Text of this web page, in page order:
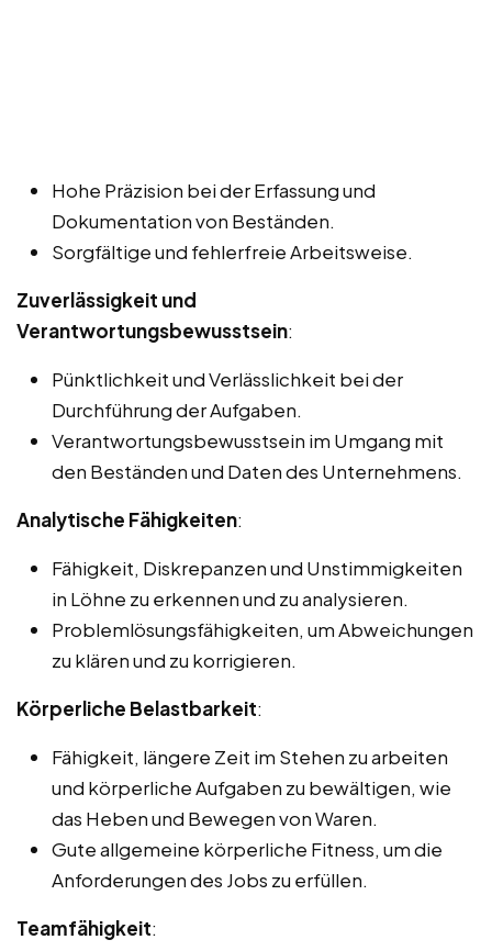
Hohe Präzision bei der Erfassung und
Dokumentation von Beständen.
Sorgfältige und fehlerfreie Arbeitsweise.
Zuverlässigkeit und
Verantwortungsbewusstsein:
Pünktlichkeit und Verlässlichkeit bei der
Durchführung der Aufgaben.
Verantwortungsbewusstsein im Umgang mit
den Beständen und Daten des Unternehmens.
Analytische Fähigkeiten:
Fähigkeit, Diskrepanzen und Unstimmigkeiten
in Löhne zu erkennen und zu analysieren.
Problemlösungsfähigkeiten, um Abweichungen
zu klären und zu korrigieren.
Körperliche Belastbarkeit:
Fähigkeit, längere Zeit im Stehen zu arbeiten
und körperliche Aufgaben zu bewältigen, wie
das Heben und Bewegen von Waren.
Gute allgemeine körperliche Fitness, um die
Anforderungen des Jobs zu erfüllen.
Teamfähigkeit: